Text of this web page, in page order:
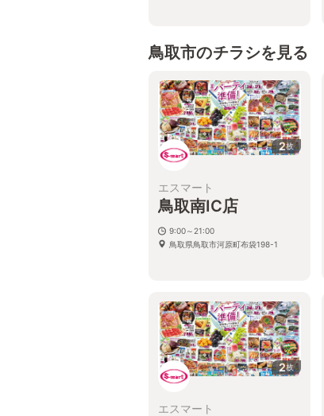
鳥取市のチラシを見る
2枚
エスマート
鳥取南IC店
9:00～21:00
鳥取県鳥取市河原町布袋198-1
2枚
エスマート